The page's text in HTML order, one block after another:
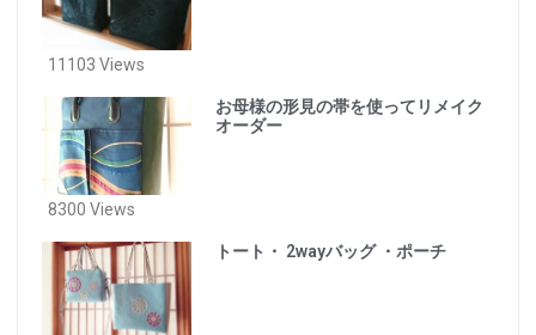
11103 Views
お母様の形見の帯を使ってリメイク
オーダー
8300 Views
トート・ 2wayバッグ ・ポーチ